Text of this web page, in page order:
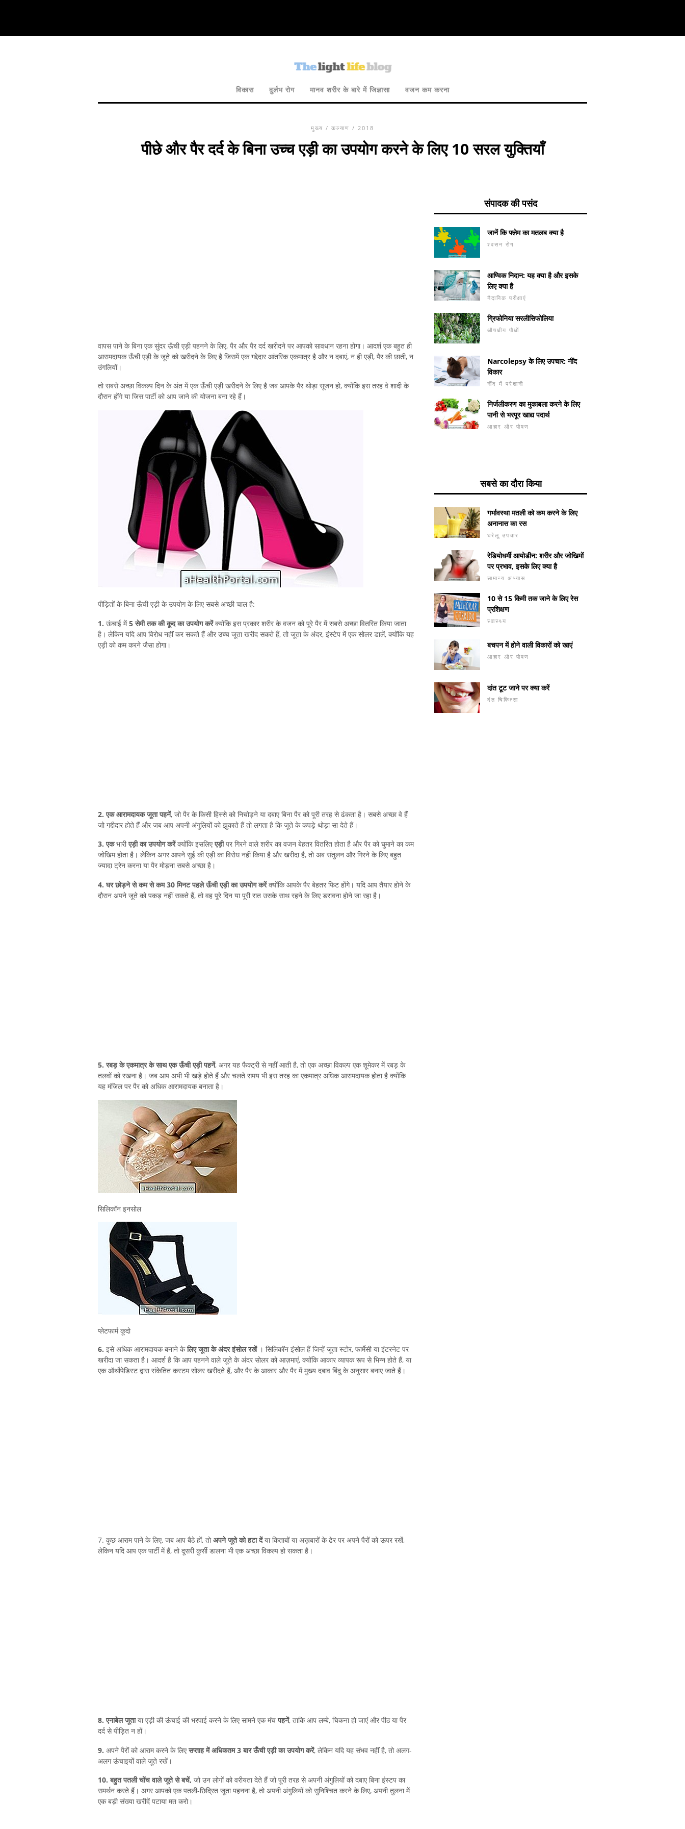
विकास दुर्लभ रोग मानव शरीर के बारे में जिज्ञासा वजन कम करना
मुख्य / कल्याण / 2018
पीछे और पैर दर्द के बिना उच्च एड़ी का उपयोग करने के लिए 10 सरल युक्तियाँ
वापस पाने के बिना एक सुंदर ऊँची एड़ी पहनने के लिए, पैर और पैर दर्द खरीदने पर आपको सावधान रहना होगा। आदर्श एक बहुत ही
आरामदायक ऊँची एड़ी के जूते को खरीदने के लिए है जिसमें एक गद्देदार आंतरिक एकमात्र है और न दबाएं, न ही एड़ी, पैर की छाती, न
उंगलियों।
तो सबसे अच्छा विकल्प दिन के अंत में एक ऊँची एड़ी खरीदने के लिए है जब आपके पैर थोड़ा सूजन हो, क्योंकि इस तरह वे शादी के
दौरान होंगे या जिस पार्टी को आप जाने की योजना बना रहे हैं।
पीड़ितों के बिना ऊँची एड़ी के उपयोग के लिए सबसे अच्छी चाल है:
1. ऊंचाई में5 सेमी तक की कूद का उपयोग करेंक्योंकि इस प्रकार शरीर के वजन को पूरे पैर में सबसे अच्छा वितरित किया जाता
है। लेकिन यदि आप विरोध नहीं कर सकते हैं और उच्च जूता खरीद सकते हैं, तो जूता के अंदर, इंस्टेप में एक सोलर डालें, क्योंकि यह
एड़ी को कम करने जैसा होगा।
2. एक आरामदायक जूता पहनें, जो पैर के किसी हिस्से को निचोड़ने या दबाए बिना पैर को पूरी तरह से ढंकता है। सबसे अच्छा वे हैं
जो गद्दीदार होते हैं और जब आप अपनी अंगुलियों को झुकाते हैं तो लगता है कि जूते के कपड़े थोड़ा सा देते हैं।
3. एकभारीएड़ी का उपयोग करेंक्योंकि इसलिएएड़ीपर गिरने वाले शरीर का वजन बेहतर वितरित होता है और पैर को घुमाने का कम
जोखिम होता है। लेकिन अगर आपने सुई की एड़ी का विरोध नहीं किया है और खरीदा है, तो अब संतुलन और गिरने के लिए बहुत
ज्यादा ट्रेन करना या पैर मोड़ना सबसे अच्छा है।
4. घर छोड़ने से कम से कम 30 मिनट पहले ऊँची एड़ी का उपयोग करेंक्योंकि आपके पैर बेहतर फिट होंगे। यदि आप तैयार होने के
दौरान अपने जूते को पकड़ नहीं सकते हैं, तो वह पूरे दिन या पूरी रात उसके साथ रहने के लिए डरावना होने जा रहा है।
5. रबड़ के एकमात्र के साथ एक ऊँची एड़ी पहनें, अगर यह फैक्ट्री से नहीं आती है, तो एक अच्छा विकल्प एक शूमेकर में रबड़ के
तलवों को रखना है। जब आप अभी भी खड़े होते हैं और चलते समय भी इस तरह का एकमात्र अधिक आरामदायक होता है क्योंकि
यह मंजिल पर पैर को अधिक आरामदायक बनाता है।
सिलिकॉन इनसोल
प्लेटफार्म कूदो
6. इसे अधिक आरामदायक बनाने केलिए जूता के अंदर इंसोल रखें। सिलिकॉन इंसोल हैं जिन्हें जूता स्टोर, फार्मेसी या इंटरनेट पर
खरीदा जा सकता है। आदर्श है कि आप पहनने वाले जूते के अंदर सोलर को आज़माएं, क्योंकि आकार व्यापक रूप से भिन्न होते हैं, या
एक ऑर्थोपेडिस्ट द्वारा संकेतित कस्टम सोलर खरीदते हैं, और पैर के आकार और पैर में मुख्य दबाव बिंदु के अनुसार बनाए जाते हैं।
7. कुछ आराम पाने के लिए, जब आप बैठे हों, तोअपने जूते को हटा देंया किताबों या अख़बारों के ढेर पर अपने पैरों को ऊपर रखें,
लेकिन यदि आप एक पार्टी में हैं, तो दूसरी कुर्सी डालना भी एक अच्छा विकल्प हो सकता है।
8. एनाबेल जूताया एड़ी की ऊंचाई की भरपाई करने के लिए सामने एक मंचपहनें, ताकि आप लम्बे, चिकना हो जाएं और पीठ या पैर
दर्द से पीड़ित न हों।
9. अपने पैरों को आराम करने के लिएसप्ताह में अधिकतम 3 बार ऊँची एड़ी का उपयोग करें, लेकिन यदि यह संभव नहीं है, तो अलग-
अलग ऊंचाइयों वाले जूते रखें।
10. बहुत पतली चोंच वाले जूते से बचें, जो उन लोगों को वरीयता देते हैं जो पूरी तरह से अपनी अंगुलियों को दबाए बिना इंस्टप का
समर्थन करते हैं। अगर आपको एक पतली-छिद्रित जूता पहनना है, तो अपनी अंगुलियों को सुनिश्चित करने के लिए, अपनी तुलना में
एक बड़ी संख्या खरीदें पटाया मत करो।
संपादक की पसंद
जानें कि फ्लेम का मतलब क्या है
श्वसन रोग
आण्विक निदान: यह क्या है और इसके
लिए क्या है
नैदानिक ​​परीक्षाएं
ग्रिफोनिया सरलीसिफोलिया
औषधीय पौधों
Narcolepsy के लिए उपचार: नींद
विकार
नींद में परेशानी
निर्जलीकरण का मुकाबला करने के लिए
पानी से भरपूर खाद्य पदार्थ
आहार और पोषण
सबसे का दौरा किया
गर्भावस्था मतली को कम करने के लिए
अनानास का रस
घरेलू उपचार
रेडियोधर्मी आयोडीन: शरीर और जोखिमों
पर प्रभाव, इसके लिए क्या है
सामान्य अभ्यास
10 से 15 किमी तक जाने के लिए रेस
प्रशिक्षण
स्वास्थ्य
बचपन में होने वाली विकारों को खाएं
आहार और पोषण
दांत टूट जाने पर क्या करें
दंत चिकित्सा